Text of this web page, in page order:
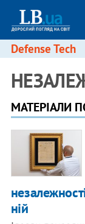
Defense Tech
МАТЕРІАЛИ
ній